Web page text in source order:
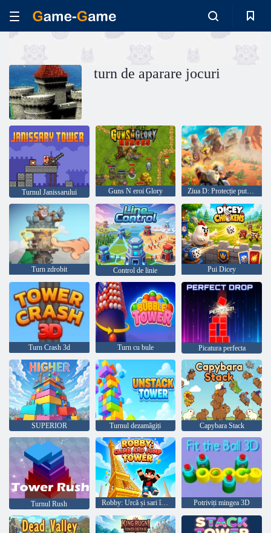
turn de aparare jocuri
Turnul Janissarului Guns N eroi Glory Ziua D: Protecție puternică
Turn zdrobit Control de linie Pui Dicey
Turn Crash 3d Turn cu bule Picatura perfecta
SUPERIOR Turnul dezamăgiți Capybara Stack
Turnul Rush Robby: Urcă și sari în Turn Potriviți mingea 3D